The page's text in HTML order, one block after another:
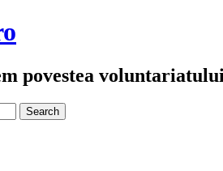
povestea